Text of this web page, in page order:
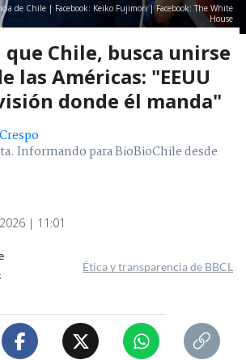
de Chile | Facebook: Keiko Fujimori | Facebook: The White
House
Chile, busca unirse
las Américas: "EEUU
donde él manda"
Informando para BioBioChile desde
| 11:01
Ética y transparencia de BBCL